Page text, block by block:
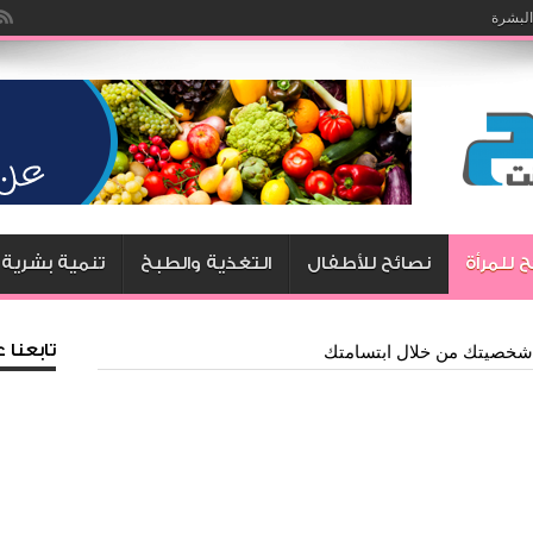
للمرأة نصائح للأطفال التغذية والطبخ تنمية بشرية
من خلال ابتسامتك